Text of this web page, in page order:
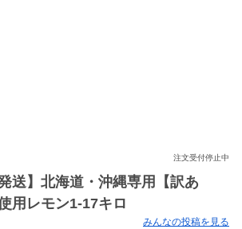
注文受付停止中
送】北海道・沖縄専用【訳あ
用レモン1-17キロ
みんなの投稿を見る